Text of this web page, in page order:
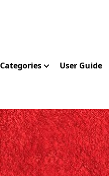
Categories User Guide